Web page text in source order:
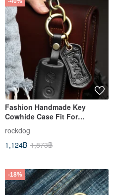
Fashion Handmade Key
Cowhide Case Fit For
YAMAHA X-MAX T-MAX XMAX
Black
rockdog
1,124฿ 1,873฿
-18%